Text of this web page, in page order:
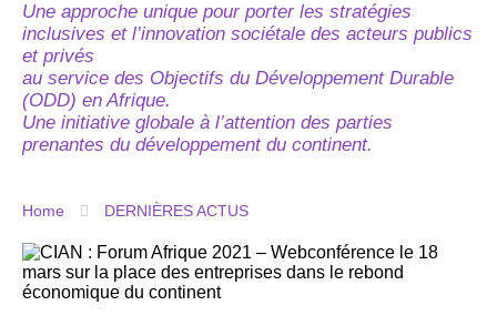
Une approche unique pour porter les stratégies
inclusives et l’innovation sociétale des acteurs publics
et privés
au service des Objectifs du Développement Durable
(ODD) en Afrique.
Une initiative globale à l’attention des parties
prenantes du développement du continent.
Home DERNIÈRES ACTUS